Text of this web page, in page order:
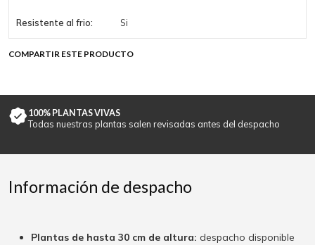
Resistente al frio: Si
COMPARTIR ESTE PRODUCTO
100% PLANTAS VIVAS
Todas nuestras plantas salen revisadas antes del despacho
Información de despacho
Plantas de hasta 30 cm de altura: despacho disponible